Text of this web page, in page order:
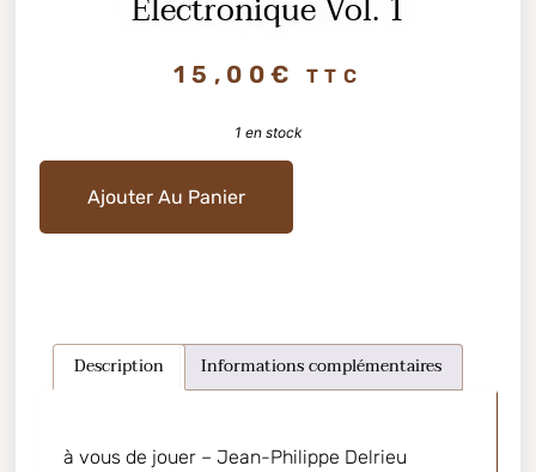
Électronique Vol. 1
15,00 € TTC
1 en stock
Ajouter Au Panier
Description Informations complémentaires
à vous de jouer – Jean-Philippe Delrieu